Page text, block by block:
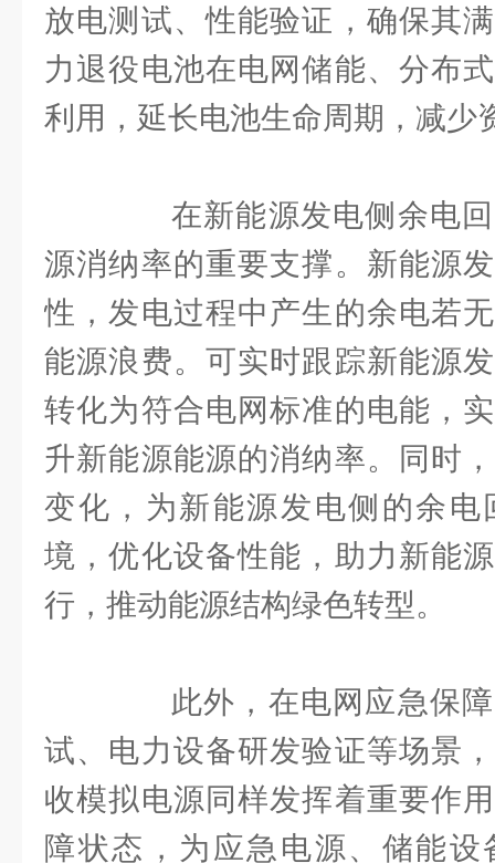
放电测试、性能验证，确保其
力退役电池在电网储能、分布
利用，延长电池生命周期，减少
在新能源发电侧余电回
源消纳率的重要支撑。新能源
性，发电过程中产生的余电若
能源浪费。可实时跟踪新能源
转化为符合电网标准的电能，
升新能源能源的消纳率。同时
变化，为新能源发电侧的余电
境，优化设备性能，助力新能
行，推动能源结构绿色转型。
此外，在电网应急保障
试、电力设备研发验证等场景
收模拟电源同样发挥着重要作
障状态，为应急电源、储能